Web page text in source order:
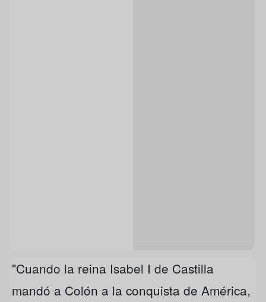
"Cuando la reina Isabel I de Castilla
mandó a Colón a la conquista de América,